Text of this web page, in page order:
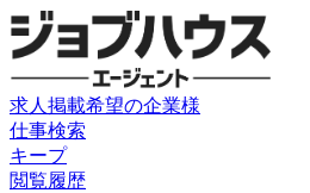
求人掲載希望の企業様
仕事検索
キープ
閲覧履歴